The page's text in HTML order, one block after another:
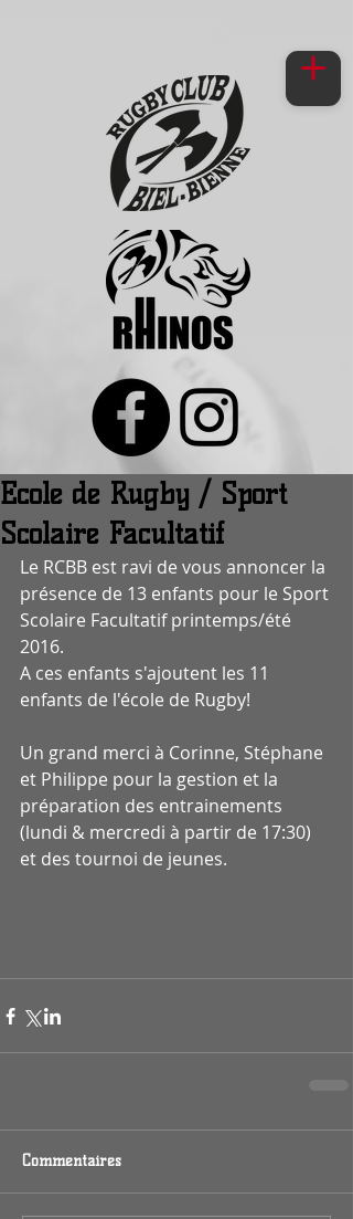
Ecole de Rugby / Sport
Scolaire Facultatif
Le RCBB est ravi de vous annoncer la
présence de 13 enfants pour le Sport
Scolaire Facultatif printemps/été
2016.
A ces enfants s'ajoutent les 11
enfants de l'école de Rugby!
Un grand merci à Corinne, Stéphane
et Philippe pour la gestion et la
préparation des entrainements
(lundi & mercredi à partir de 17:30)
et des tournoi de jeunes.
Commentaires